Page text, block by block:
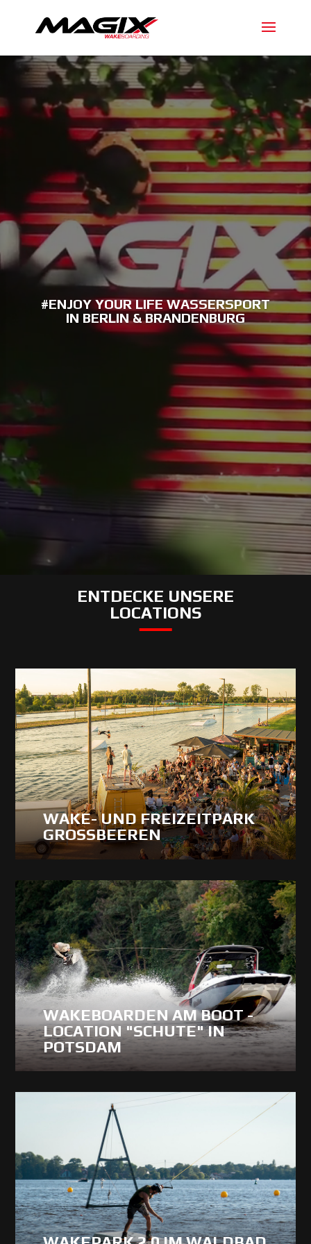
#ENJOY YOUR LIFE WASSERSPORT
IN BERLIN & BRANDENBURG
Video-
Player
ENTDECKE UNSERE
LOCATIONS
WAKE- UND FREIZEITPARK
GROSSBEEREN
WAKEBOARDEN AM BOOT -
LOCATION "SCHUTE" IN
POTSDAM